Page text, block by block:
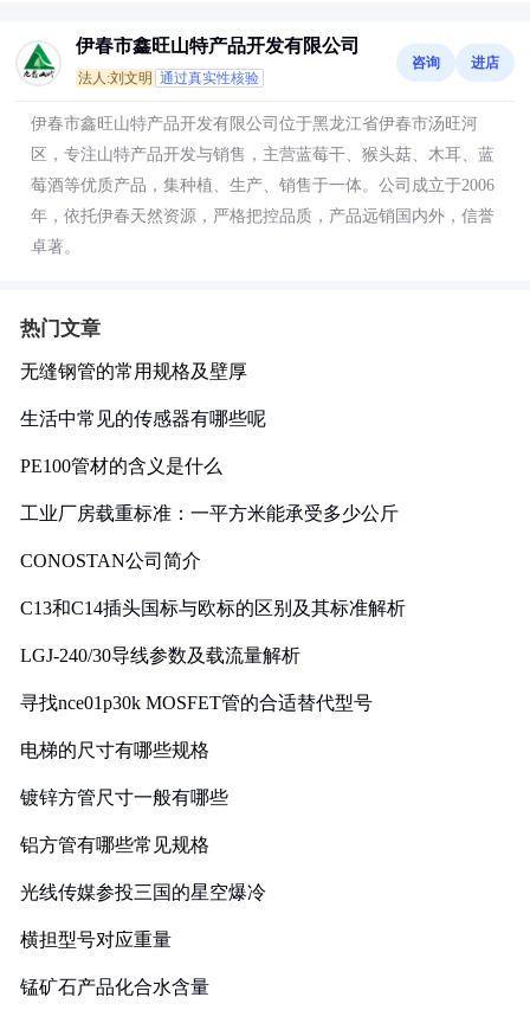
伊春市鑫旺山特产品开发有限公司
法人:刘文明 通过真实性核验
咨询 进店
伊春市鑫旺山特产品开发有限公司位于黑龙江省伊春市汤旺河
区，专注山特产品开发与销售，主营蓝莓干、猴头菇、木耳、蓝
莓酒等优质产品，集种植、生产、销售于一体。公司成立于2006
年，依托伊春天然资源，严格把控品质，产品远销国内外，信誉
卓著。
热门文章
无缝钢管的常用规格及壁厚
生活中常见的传感器有哪些呢
PE100管材的含义是什么
工业厂房载重标准：一平方米能承受多少公斤
CONOSTAN公司简介
C13和C14插头国标与欧标的区别及其标准解析
LGJ-240/30导线参数及载流量解析
寻找nce01p30k MOSFET管的合适替代型号
电梯的尺寸有哪些规格
镀锌方管尺寸一般有哪些
铝方管有哪些常见规格
光线传媒参投三国的星空爆冷
横担型号对应重量
锰矿石产品化合水含量